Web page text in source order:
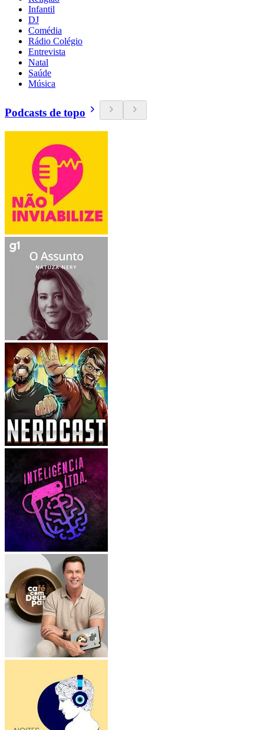
Infantil
DJ
Comédia
Rádio Colégio
Entrevista
Natal
Saúde
Música
Podcasts de topo